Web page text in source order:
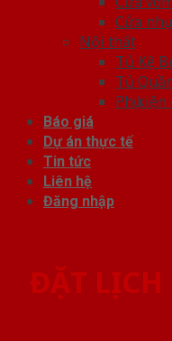
Cửa
Nội thất
Tủ Kệ
Tủ
Phụ
Báo giá
Dự án thực tế
Tin tức
Liên hệ
Đăng nhập
ĐẶT LỊCH